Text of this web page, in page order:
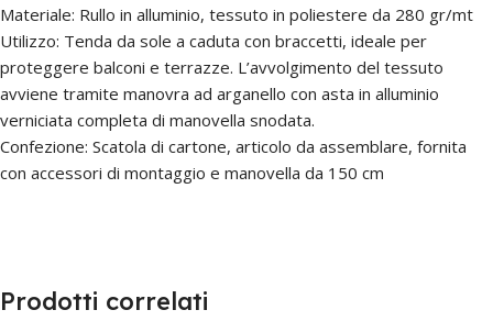
Materiale: Rullo in alluminio, tessuto in poliestere da 280 gr/mt
Utilizzo: Tenda da sole a caduta con braccetti, ideale per
proteggere balconi e terrazze. L’avvolgimento del tessuto
avviene tramite manovra ad arganello con asta in alluminio
verniciata completa di manovella snodata.
Confezione: Scatola di cartone, articolo da assemblare, fornita
con accessori di montaggio e manovella da 150 cm
Prodotti correlati